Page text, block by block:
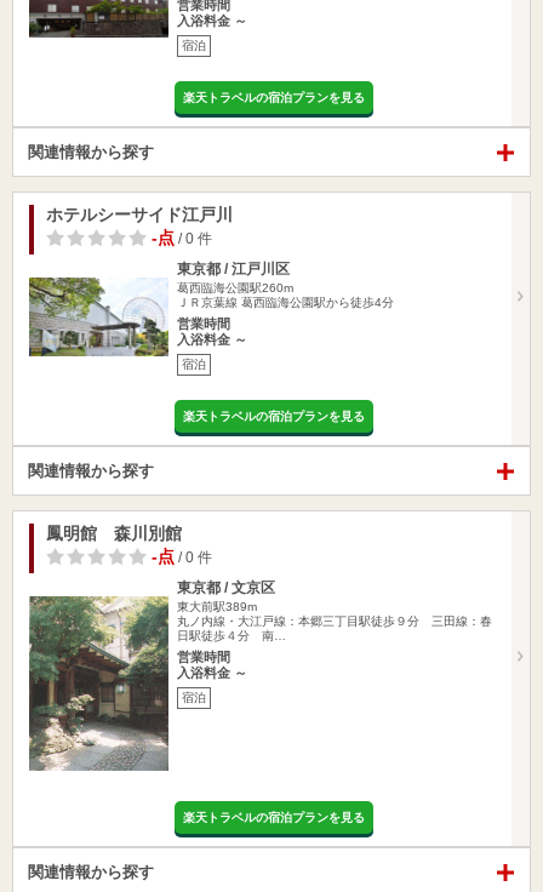
営業時間
入浴料金 ～
宿泊
楽天トラベルの宿泊プランを見る
関連情報から探す
ホテルシーサイド江戸川
-点 / 0 件
東京都 / 江戸川区
葛西臨海公園駅260m
ＪＲ京葉線 葛西臨海公園駅から徒歩4分
営業時間
入浴料金 ～
宿泊
楽天トラベルの宿泊プランを見る
関連情報から探す
鳳明館 森川別館
-点 / 0 件
東京都 / 文京区
東大前駅389m
丸ノ内線・大江戸線：本郷三丁目駅徒歩９分 三田線：春
日駅徒歩４分 南…
営業時間
入浴料金 ～
宿泊
楽天トラベルの宿泊プランを見る
関連情報から探す